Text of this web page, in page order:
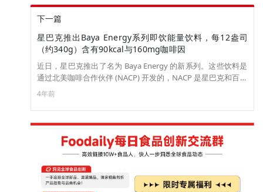
下一篇
星巴克推出Baya Energy系列即饮能量饮料，每12盎司
（约340g）含有90kcal与160mg咖啡因
近日，星巴克推出了名为 Baya Energy 的新系列。这些饮料是
通过北美咖啡合作伙伴 (NACP) 开发的，NACP 是星巴克和百事
可乐的合资企业，旨在生产咖啡和能源产品。Baya 能量饮料提
供三种水果口味——芒果番石榴、覆盆子酸橙和菠萝百香果。
4年前